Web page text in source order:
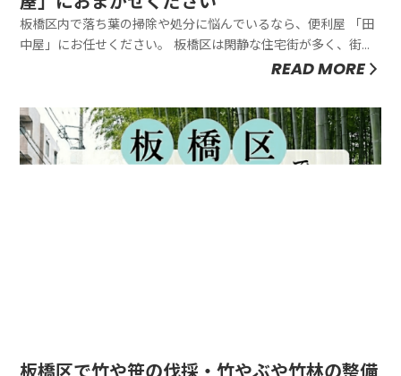
板橋区内で落ち葉の掃除や処分に悩んでいるなら、便利屋 「田
中屋」にお任せください。 板橋区は閑静な住宅街が多く、街路
樹や公園、お隣の庭木からの落ち葉が溜まりやすいエリアで
専用庭の掃除が大変」といったお悩みも、「田中屋」が丸ごと
解決します。大量の...
READ MORE